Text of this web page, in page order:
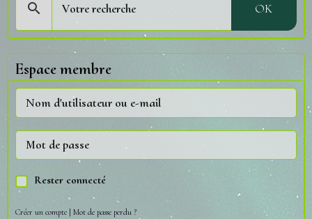
OK
Espace membre
Rester connecté
Créer un compte | Mot de passe perdu ?